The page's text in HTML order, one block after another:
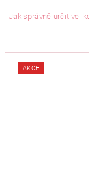
Jak správně určit
AKCE